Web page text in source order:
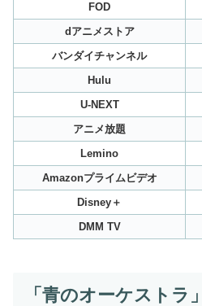
FOD
dアニメストア
バンダイチャンネル
Hulu
U-NEXT
アニメ放題
Lemino
Amazonプライムビデオ
Disney＋
DMM TV
「青のオーケストラ